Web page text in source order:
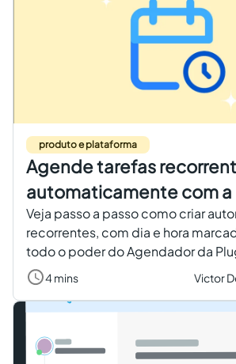
produto e plataforma
Agende tarefas
automaticamente com a
Veja passo a passo como criar
recorrentes, com dia e hora
todo o poder do Agendador da
4 mins Victor